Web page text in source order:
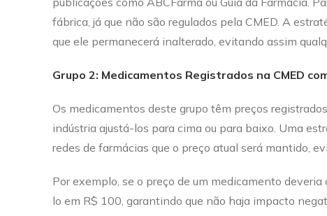
fábrica, já que não são regulados pela CMED. A
que ele permanecerá inalterado, evitando assim
Grupo 2: Medicamentos Registrados na CMED
Os medicamentos deste grupo têm preços
indústria ajustá-los para cima ou para baixo. Uma
redes de farmácias que o preço atual será mantido,
Por exemplo, se o preço de um medicamento
lo em R$ 100, garantindo que não haja impacto